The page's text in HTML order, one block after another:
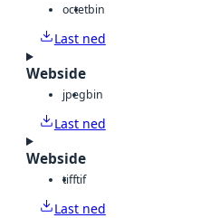
octetbin
Last ned
Webside
jpegbin
Last ned
Webside
tifftif
Last ned